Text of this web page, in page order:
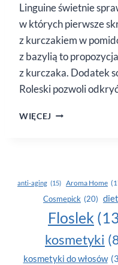
Linguine świetnie
w których pierwsze
z kurczakiem w
z bazylią to
z kurczaka. Dodatek
Roleski pozwoli
WIĘCEJ LINGUINE
anti-aging (15) Aroma Home
Cosmepick (20)
Floslek
kosmetyki
kosmetyki do włosów